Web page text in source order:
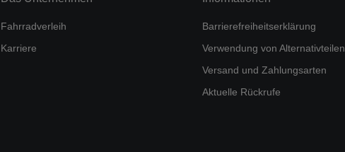
Fahrradverleih
Karriere
Barrierefreiheitserklärung
Verwendung von Alternativteilen
Versand und Zahlungsarten
Aktuelle Rückrufe